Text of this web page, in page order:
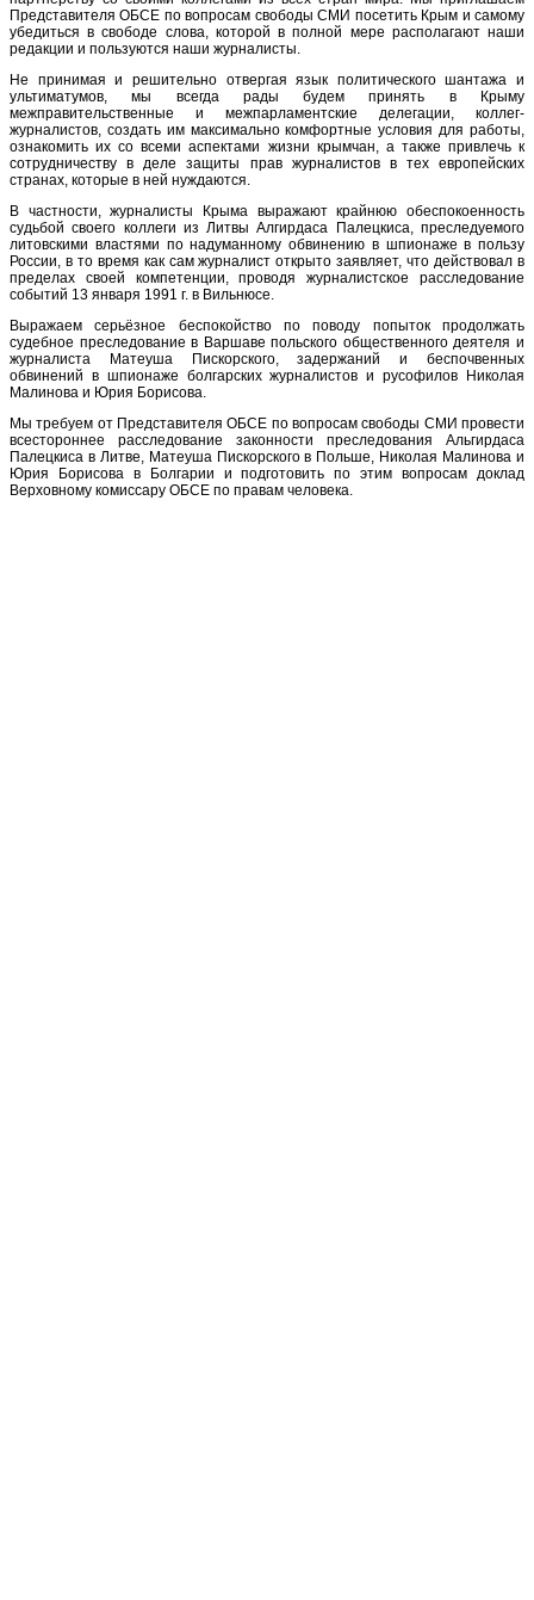
Представителя ОБСЕ по вопросам свободы СМИ посетить Крым и самому
убедиться в свободе слова, которой в полной мере располагают наши
редакции и пользуются наши журналисты.
Не принимая и решительно отвергая язык политического шантажа и
ультиматумов, мы всегда рады будем принять в Крыму
межправительственные и межпарламентские делегации, коллег-
журналистов, создать им максимально комфортные условия для работы,
ознакомить их со всеми аспектами жизни крымчан, а также привлечь к
сотрудничеству в деле защиты прав журналистов в тех европейских
странах, которые в ней нуждаются.
В частности, журналисты Крыма выражают крайнюю обеспокоенность
судьбой своего коллеги из Литвы Алгирдаса Палецкиса, преследуемого
литовскими властями по надуманному обвинению в шпионаже в пользу
России, в то время как сам журналист открыто заявляет, что действовал в
пределах своей компетенции, проводя журналистское расследование
событий 13 января 1991 г. в Вильнюсе.
Выражаем серьёзное беспокойство по поводу попыток продолжать
судебное преследование в Варшаве польского общественного деятеля и
журналиста Матеуша Пискорского, задержаний и беспочвенных
обвинений в шпионаже болгарских журналистов и русофилов Николая
Малинова и Юрия Борисова.
Мы требуем от Представителя ОБСЕ по вопросам свободы СМИ провести
всестороннее расследование законности преследования Альгирдаса
Палецкиса в Литве, Матеуша Пискорского в Польше, Николая Малинова и
Юрия Борисова в Болгарии и подготовить по этим вопросам доклад
Верховному комиссару ОБСЕ по правам человека.